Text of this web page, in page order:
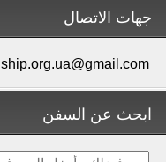
جهات الاتصال
ship.org.ua@gmail.com
ابحث عن السفن